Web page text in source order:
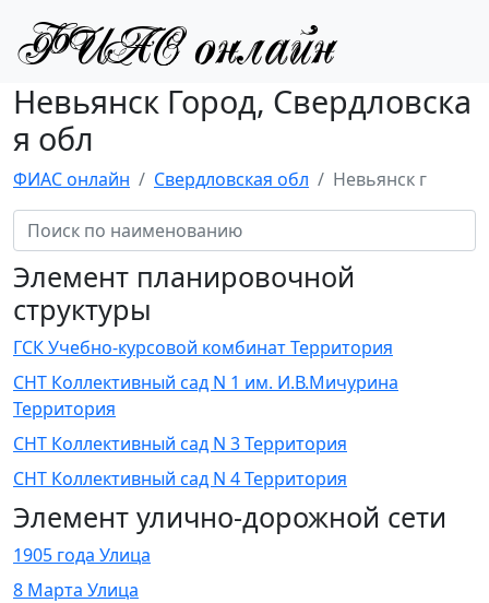
Невьянск Город, Свердловска
я обл
ФИАС онлайн Свердловская обл Невьянск г
Элемент планировочной
структуры
ГСК Учебно-курсовой комбинат Территория
СНТ Коллективный сад N 1 им. И.В.Мичурина
Территория
СНТ Коллективный сад N 3 Территория
СНТ Коллективный сад N 4 Территория
Элемент улично-дорожной сети
1905 года Улица
8 Марта Улица